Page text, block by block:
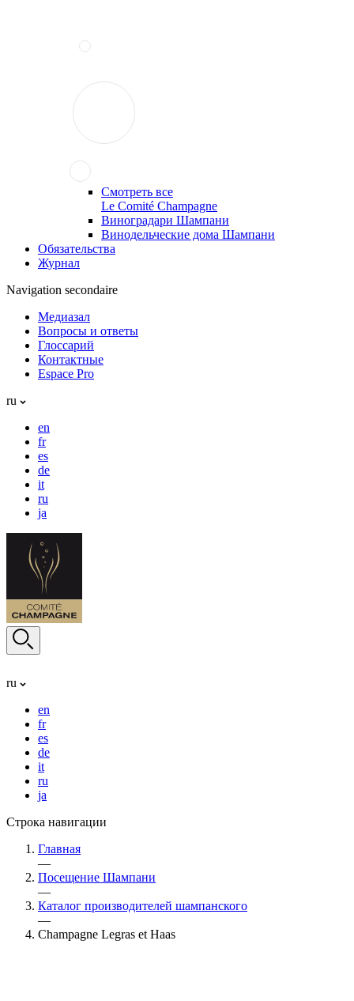
Смотреть все
Le Comité Champagne
Виноградари Шампани
Винодельческие дома Шампани
Обязательства
Журнал
Navigation secondaire
Медиазал
Вопросы и ответы
Глоссарий
Контактные
Espace Pro
ru
en
fr
es
de
it
ru
ja
ru
en
fr
es
de
it
ru
ja
Строка навигации
Главная
—
Посещение Шампани
—
Каталог производителей шампанского
—
Champagne Legras et Haas